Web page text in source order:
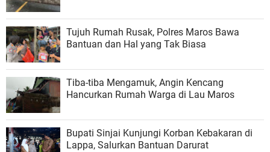
Tujuh Rumah Rusak, Polres Maros Bawa
Bantuan dan Hal yang Tak Biasa
Tiba-tiba Mengamuk, Angin Kencang
Hancurkan Rumah Warga di Lau Maros
Bupati Sinjai Kunjungi Korban Kebakaran di
Lappa, Salurkan Bantuan Darurat